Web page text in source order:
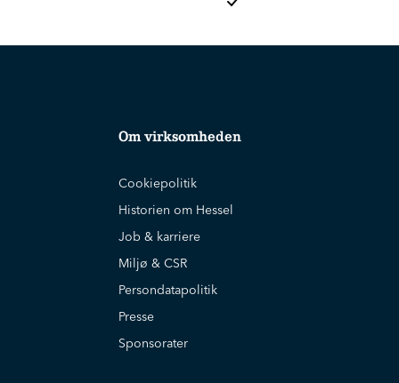
Om virksomheden
Cookiepolitik
Historien om Hessel
Job & karriere
Miljø & CSR
Persondatapolitik
Presse
Sponsorater